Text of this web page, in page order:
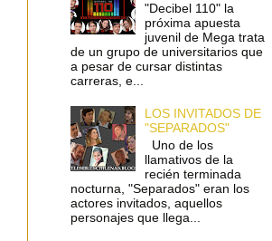
"Decibel 110" la
próxima apuesta
juvenil de Mega trata
de un grupo de universitarios que
a pesar de cursar distintas
carreras, e...
LOS INVITADOS DE
"SEPARADOS"
Uno de los
llamativos de la
recién terminada
nocturna, "Separados" eran los
actores invitados, aquellos
personajes que llega...